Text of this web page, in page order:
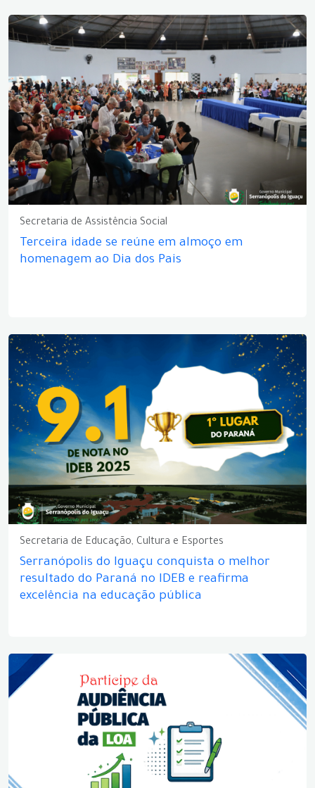
Secretaria de Assistência Social
Terceira idade se reúne em almoço em
homenagem ao Dia dos Pais
Secretaria de Educação, Cultura e Esportes
Serranópolis do Iguaçu conquista o melhor
resultado do Paraná no IDEB e reafirma
excelência na educação pública